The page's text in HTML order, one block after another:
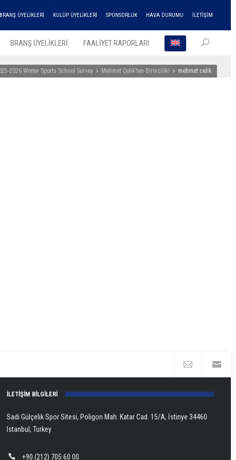
BRANŞ ÜYELİKLERİ KULÜP ÜYELİKLERİ SPONSORLUK HAVA DURUMU İLETİŞİM
BRANŞ ÜYELİKLERİ FAALİYET RAPORLARI
2026 Winter Sports School Survey Mehmet Çelik’ten Birincilik! mehmet celik
İLETİŞİM BİLGİLERİ
Sadi Gülçelik Spor Sitesi, Poligon Mah. Katar Cad. 15/A, İstinye 34460
Istanbul, Turkey
+90 (212) 705 60 00